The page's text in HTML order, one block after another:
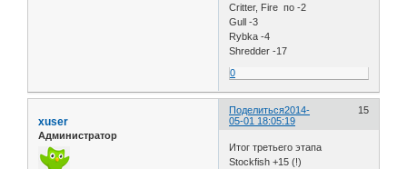
Critter, Fire по -2
Gull -3
Rybka -4
Shredder -17
0
Поделиться 15
2014-
05-01 18:05:19
xuser
Администратор
Итог третьего этапа
Stockfish +15 (!)